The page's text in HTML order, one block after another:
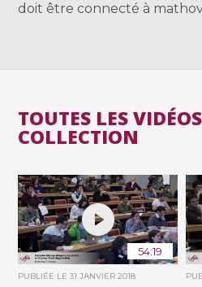
doit être connecté à
TOUTES LES
COLLECTION
54:19
PUBLIÉE LE31 JANVIER 2018